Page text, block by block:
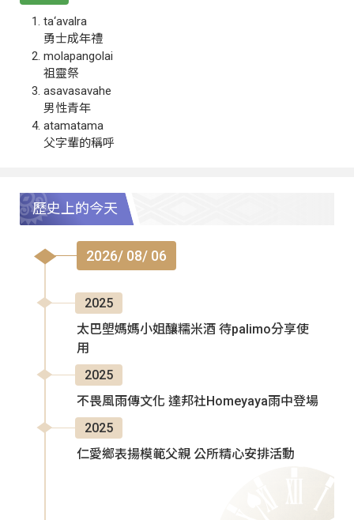
ta‘avalra
勇士成年禮
molapangolai
祖靈祭
asavasavahe
男性青年
atamatama
父字輩的稱呼
歷史上的今天
2026/ 08/ 06
2025
太巴塱媽媽小姐釀糯米酒 待palimo分享使
用
2025
不畏風雨傳文化 達邦社Homeyaya雨中登場
2025
仁愛鄉表揚模範父親 公所精心安排活動